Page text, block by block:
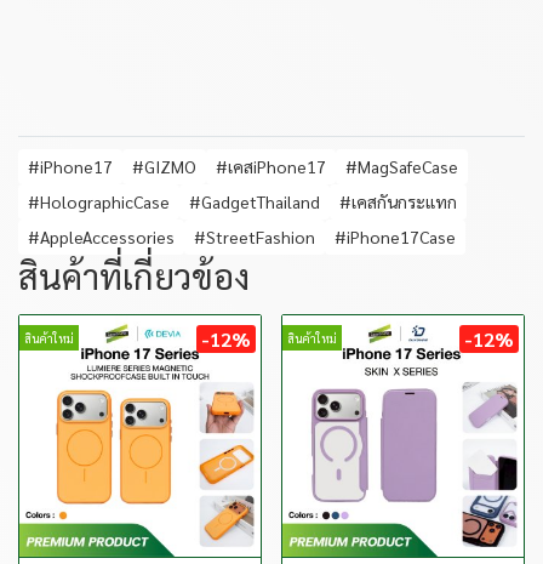
#iPhone17 #GIZMO #เคสiPhone17
#MagSafeCase
#HolographicCase
#GadgetThailand
#เคสกันกระแทก
#AppleAccessories
#StreetFashion #iPhone17Case
สินค้าที่เกี่ยวข้อง
สินค้าใหม่ -12% สินค้าใหม่ -12%